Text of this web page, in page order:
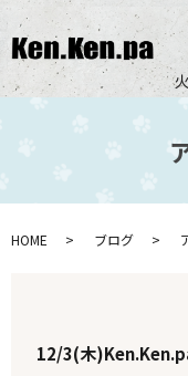
HOME ブログ
12/3(木